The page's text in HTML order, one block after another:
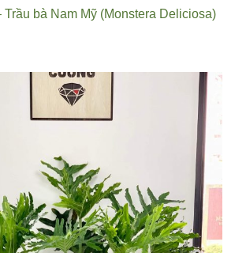
Trầu bà Nam Mỹ (Monstera Deliciosa)